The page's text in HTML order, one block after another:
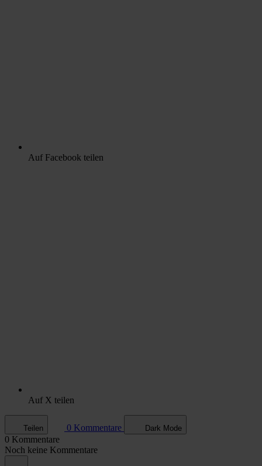
Auf Facebook teilen
Auf X teilen
Teilen 0 Kommentare Dark Mode
0 Kommentare
Noch keine Kommentare